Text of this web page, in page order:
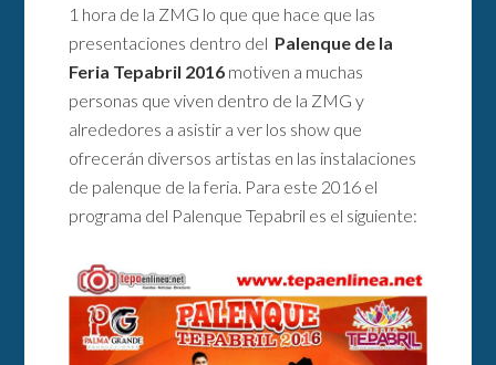
1 hora de la ZMG lo que que hace que las
presentaciones dentro del Palenque de la
Feria Tepabril 2016 motiven a muchas
personas que viven dentro de la ZMG y
alrededores a asistir a ver los show que
ofrecerán diversos artistas en las instalaciones
de palenque de la feria. Para este 2016 el
programa del Palenque Tepabril es el siguiente: